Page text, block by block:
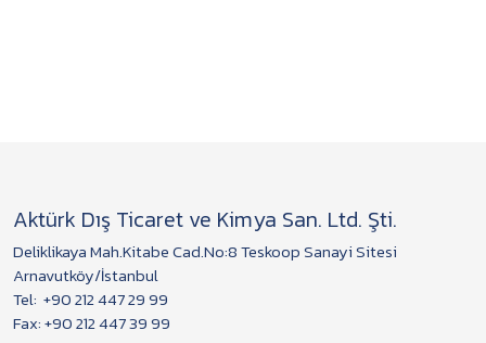
Aktürk Dış Ticaret ve Kimya San. Ltd. Şti.
Deliklikaya Mah.Kitabe Cad.No:8 Teskoop Sanayi Sitesi
Arnavutköy/İstanbul
Tel: +90 212 447 29 99
Fax: +90 212 447 39 99